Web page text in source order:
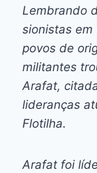
Lembrando
sionistas
povos de
militantes
Arafat,
lideranças
Flotilha.
Arafat foi